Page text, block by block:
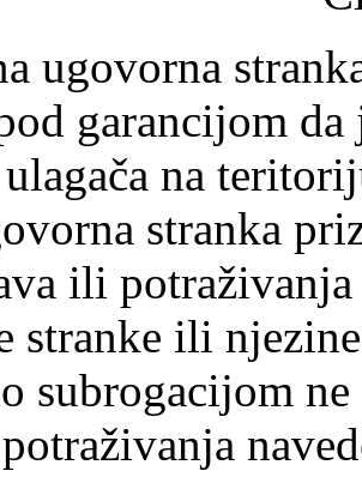
ugovorna
garancijom
na
stranka
ili
stranke ili
subrogacijom